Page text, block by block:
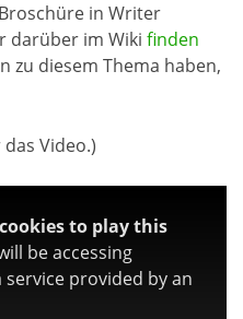
in Writer
darüber im Wiki finden
zu diesem Thema haben,
Video.)
to play this
be accessing
provided by an